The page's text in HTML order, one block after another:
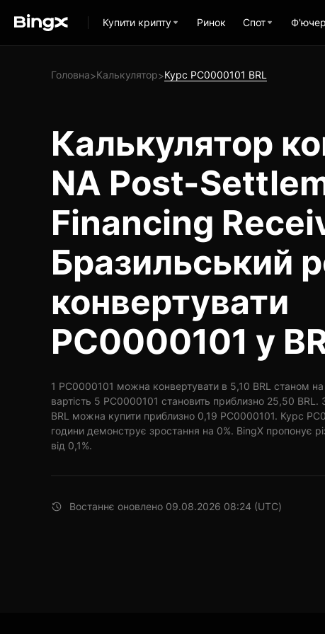
Купити крипту Ринок Спот
Головна>Калькулятор>Курс PC0000101 BRL
Калькулятор
NA Post-
Financing
Бразильський
конвертувати
PC0000101 у
1 PC0000101 можна конвертувати в 5,10 BRL станом
вартість 5 PC0000101 становить приблизно 25,50
BRL можна купити приблизно 0,19 PC0000101. Курс
години демонструє зростання на 0%. BingX пропонує
від 0,1%.
Востаннє оновлено 09.08.2026 08:24 (UTC)